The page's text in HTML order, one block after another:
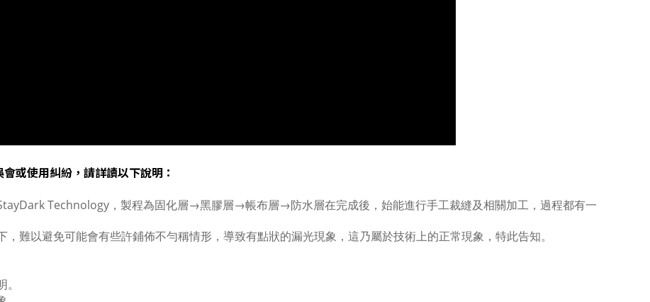
或使用糾紛，請詳讀以下說明：
Technology，製程為固化層→黑膠層→帳布層→防水層在完成後，始能進行手工裁縫及相關加工，過程都有一
難以避免可能會有些許鋪佈不勻稱情形，導致有點狀的漏光現象，這乃屬於技術上的正常現象，特此告知。